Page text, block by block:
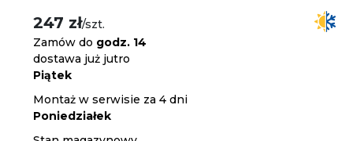
247 zł/szt.
Zamów do godz. 14
dostawa już jutro
Piątek
Montaż w serwisie za 4 dni
Poniedziałek